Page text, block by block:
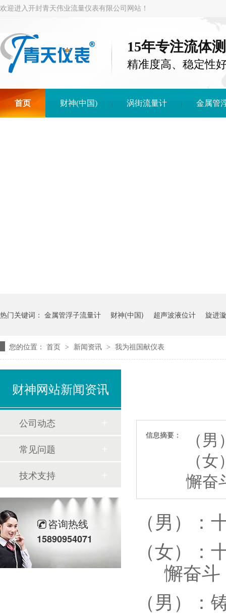
欢迎进入开封青天伟业流量仪表有限公司网站！
15年专注流体
精准度高、稳定性
首页 财神(中国) 涡街流量计 金属管
热门关键词： 金属管浮子流量计 财神(中国) 超声波液位计 旋进
您的位置： 首页 > 新闻资讯 > 我为祖国献仪表
信息摘要：
（
（
懈
（男）：
（女）：
懈奋斗
（男）：
财神网站新闻资讯
公司动态
常见问题
技术支持
咨询热线
15890954071